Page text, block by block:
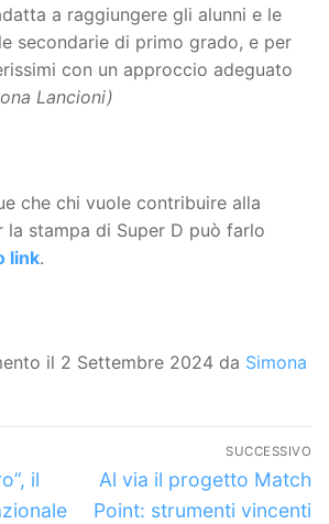
a raggiungere gli alunni e le
secondarie di primo grado, e per
con un approccio adeguato
Lancioni)
che chi vuole contribuire alla
stampa di Super D può farlo
link.
il 2 Settembre 2024 da Simona
il
SUCCESSIVO
Articolo
successivo:
Al via il progetto Match
Point: strumenti vincenti